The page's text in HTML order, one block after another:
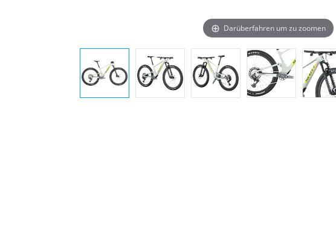
Darüberfahren um zu zoomen